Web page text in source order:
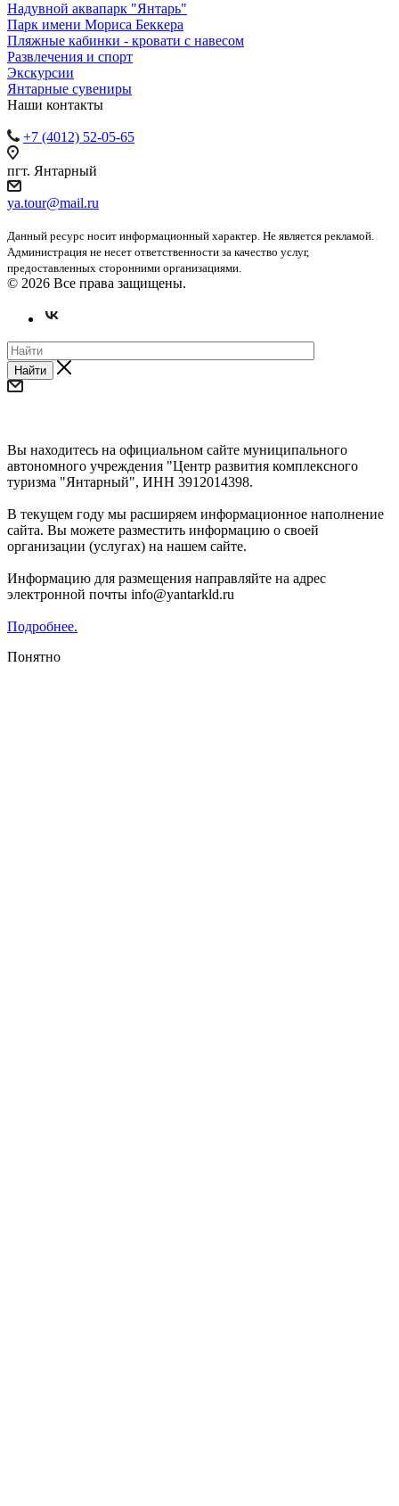
Надувной аквапарк "Янтарь"
Парк имени Мориса Беккера
Пляжные кабинки - кровати с навесом
Развлечения и спорт
Экскурсии
Янтарные сувениры
Наши контакты
+7 (4012) 52-05-65
пгт. Янтарный
ya.tour@mail.ru
Данный ресурс носит информационный характер. Не является рекламой.
Администрация не несет ответственности за качество услуг,
предоставленных сторонними организациями.
© 2026 Все права защищены.
Найти
Вы находитесь на официальном сайте муниципального
автономного учреждения "Центр развития комплексного
туризма "Янтарный", ИНН 3912014398.
В текущем году мы расширяем информационное наполнение
сайта. Вы можете разместить информацию о своей
организации (услугах) на нашем сайте.
Информацию для размещения направляйте на адрес
электронной почты info@yantarkld.ru
Подробнее.
Понятно